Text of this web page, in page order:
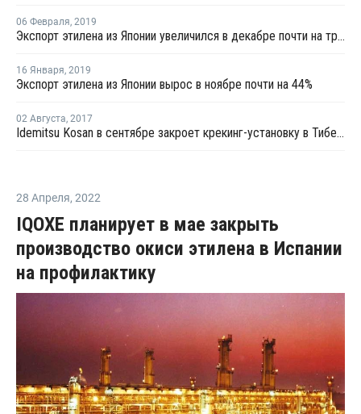
06 Февраля, 2019
Экспорт этилена из Японии увеличился в декабре почти на треть
16 Января, 2019
Экспорт этилена из Японии вырос в ноябре почти на 44%
02 Августа, 2017
Idemitsu Kosan в сентябре закроет крекинг-установку в Тибе на плановый ремонт и модернизацию
28 Апреля, 2022
IQOXE планирует в мае закрыть
производство окиси этилена в Испании
на профилактику